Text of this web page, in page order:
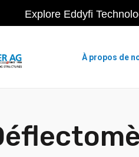
Explore Eddyfi
À propos de